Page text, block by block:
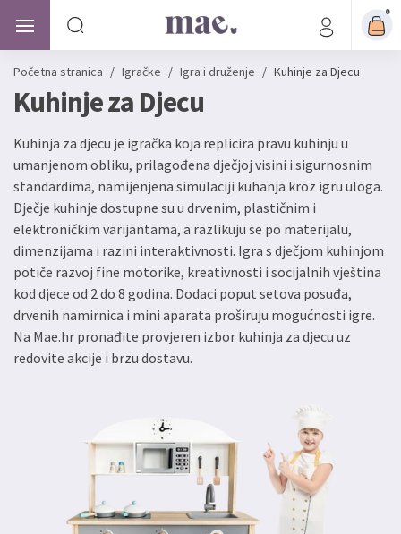
0
Početna stranica / Igračke / Igra i druženje / Kuhinje za Djecu
Kuhinje za Djecu
Kuhinja za djecu je igračka koja replicira pravu kuhinju u
umanjenom obliku, prilagođena dječjoj visini i sigurnosnim
standardima, namijenjena simulaciji kuhanja kroz igru uloga.
Dječje kuhinje dostupne su u drvenim, plastičnim i
elektroničkim varijantama, a razlikuju se po materijalu,
dimenzijama i razini interaktivnosti. Igra s dječjom kuhinjom
potiče razvoj fine motorike, kreativnosti i socijalnih vještina
kod djece od 2 do 8 godina. Dodaci poput setova posuđa,
drvenih namirnica i mini aparata proširuju mogućnosti igre.
Na Mae.hr pronađite provjeren izbor kuhinja za djecu uz
redovite akcije i brzu dostavu.